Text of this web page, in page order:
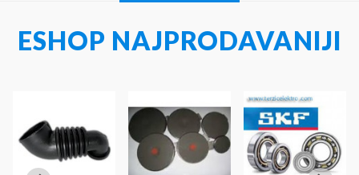
ESHOP NAJPRODAVANIJI